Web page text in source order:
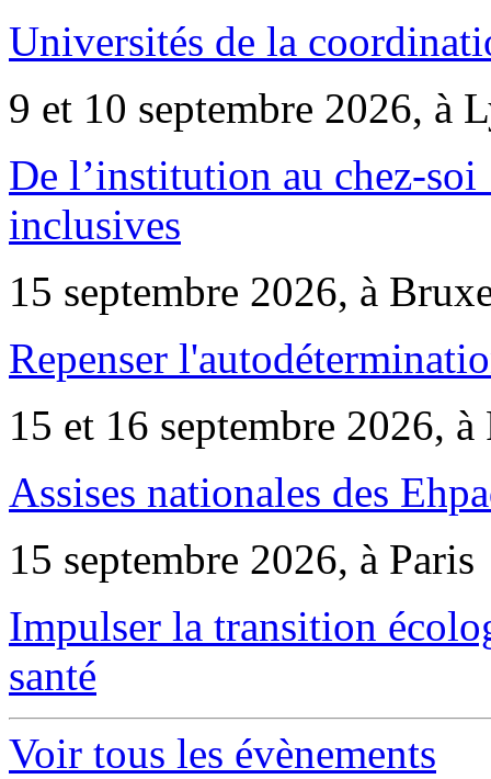
Universités de la
9 et 10 septembre 2026, à
De l’institution au chez-
inclusives
15 septembre 2026, à
Repenser
15 et 16 septembre 2026, à
Assises nationales des
15 septembre 2026, à Paris
Impulser la transition
santé
Voir tous les évènements